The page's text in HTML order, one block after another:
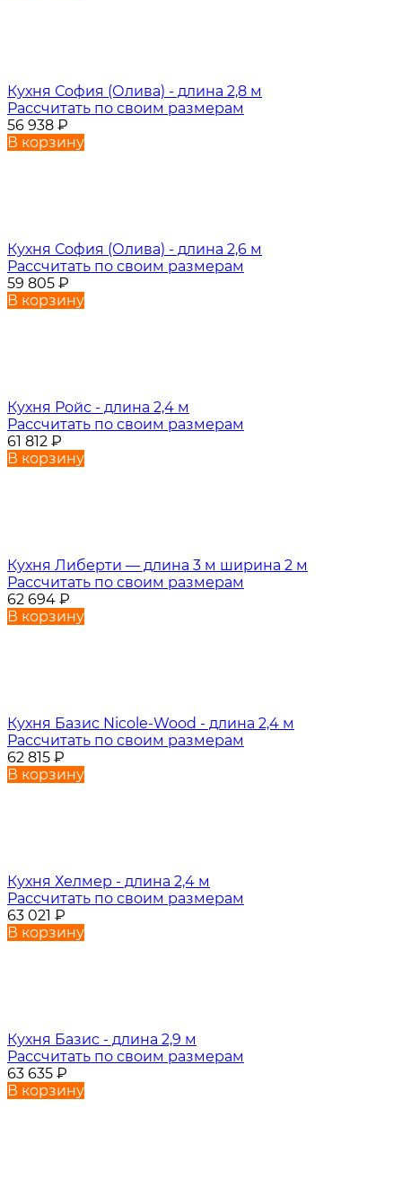
Кухня София (Олива) - длина 2,8 м
Рассчитать по своим размерам
56 938 ₽
В корзину
Кухня София (Олива) - длина 2,6 м
Рассчитать по своим размерам
59 805 ₽
В корзину
Кухня Ройс - длина 2,4 м
Рассчитать по своим размерам
61 812 ₽
В корзину
Кухня Либерти — длина 3 м ширина 2 м
Рассчитать по своим размерам
62 694 ₽
В корзину
Кухня Базис Nicole-Wood - длина 2,4 м
Рассчитать по своим размерам
62 815 ₽
В корзину
Кухня Хелмер - длина 2,4 м
Рассчитать по своим размерам
63 021 ₽
В корзину
Кухня Базис - длина 2,9 м
Рассчитать по своим размерам
63 635 ₽
В корзину